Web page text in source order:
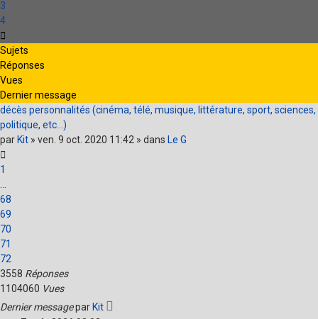
3
4
Sujets
Réponses
Vues
Dernier message
décès personnalités (cinéma, télé, musique, littérature, sport, sciences,
politique, etc...)
par Kit » ven. 9 oct. 2020 11:42 » dans Le G
1
68
69
70
71
72
3558 Réponses
1104060 Vues
Dernier messagepar Kit